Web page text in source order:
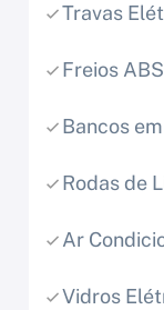
Travas
Freios ABS
Bancos
Rodas de
Ar
Vidros